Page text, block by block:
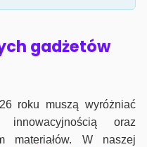
gadżetów
roku muszą wyróżniać
oraz
materiałów. W naszej